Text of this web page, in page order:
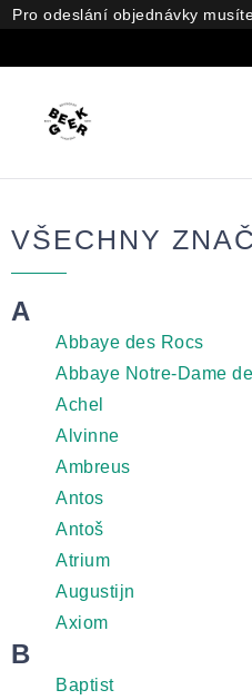
Přejít
na
Pro odeslání objednávky
VŠECHNY
A
Abbaye des Rocs
Abbaye Notre-Dame
Achel
Alvinne
Ambreus
Antos
Antoš
Atrium
Augustijn
Axiom
B
Baptist